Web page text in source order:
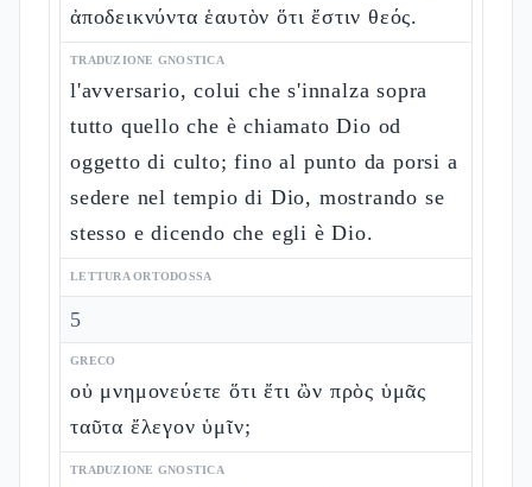
ἀποδεικνύντα ἑαυτὸν ὅτι ἔστιν θεός.
TRADUZIONE GNOSTICA
l'avversario, colui che s'innalza sopra
tutto quello che è chiamato Dio od
oggetto di culto; fino al punto da porsi a
sedere nel tempio di Dio, mostrando se
stesso e dicendo che egli è Dio.
LETTURA ORTODOSSA
5
GRECO
οὐ μνημονεύετε ὅτι ἔτι ὢν πρὸς ὑμᾶς
ταῦτα ἔλεγον ὑμῖν;
TRADUZIONE GNOSTICA